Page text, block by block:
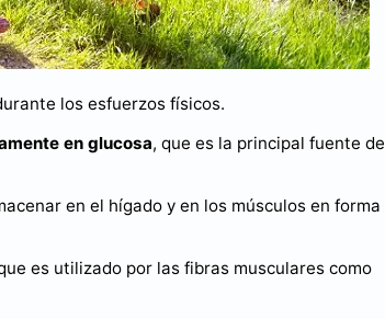
los esfuerzos físicos.
en glucosa, que es la principal fuente de
en el hígado y en los músculos en forma
es utilizado por las fibras musculares como